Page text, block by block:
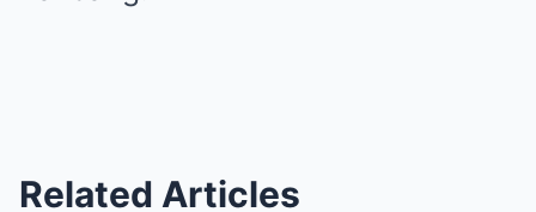
Related Articles